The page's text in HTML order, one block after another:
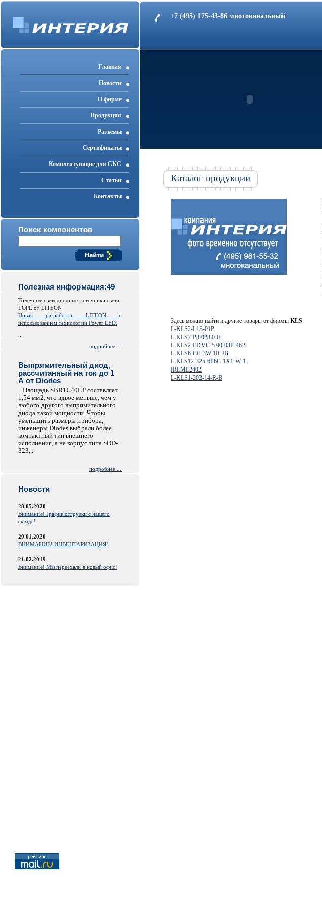
+7 (495) 175-43-86 многоканальный
Главная
Новости
О фирме
Продукция
Разъемы
Cертификаты
Комплектующие для СКС
Статьи
Контакты
Поиск компонентов
Полезная информация:49
Точечные светодиодные источники света
LOPL от LITEON
Новая разработка LITEON с
использованием технологии Power LED.
подробнее ...
Выпрямительный диод,
рассчитанный на ток до 1
А от Diodes
Площадь SBR1U40LP составляет
1,54 мм2, что вдвое меньше, чем у
любого другого выпрямительного
диода такой мощности. Чтобы
уменьшить размеры прибора,
инженеры Diodes выбрали более
компактный тип внешнего
исполнения, а не корпус типа SOD-
323,...
подробнее ...
Новости
28.05.2020
Внимание! График отгрузки с нашего
склада!
29.01.2020
ВНИМАНИЕ! ИНВЕНТАРИЗАЦИЯ!
21.02.2019
Внимание! Мы переехали в новый офис!
Каталог продукции
Здесь можно найти и другие товары от фирмы KLS:
L-KLS2-L13-01P
L-KLS7-P8.0*8.0-0
L-KLS2-EDVC-5.00-03P-462
L-KLS6-CF-3W-1R-JB
L-KLS12-325-6P6C-1X1-W-1-
IRLML2402
L-KLS1-202-14-R-B